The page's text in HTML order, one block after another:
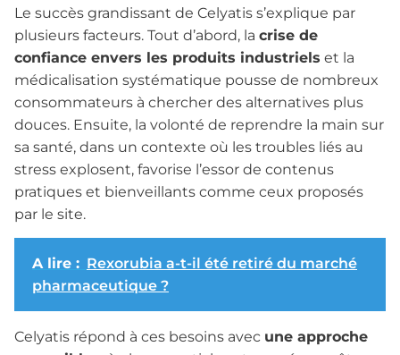
Le succès grandissant de Celyatis s’explique par
plusieurs facteurs. Tout d’abord, la crise de
confiance envers les produits industriels et la
médicalisation systématique pousse de nombreux
consommateurs à chercher des alternatives plus
douces. Ensuite, la volonté de reprendre la main sur
sa santé, dans un contexte où les troubles liés au
stress explosent, favorise l’essor de contenus
pratiques et bienveillants comme ceux proposés
par le site.
A lire : Rexorubia a-t-il été retiré du marché
pharmaceutique ?
Celyatis répond à ces besoins avec une approche